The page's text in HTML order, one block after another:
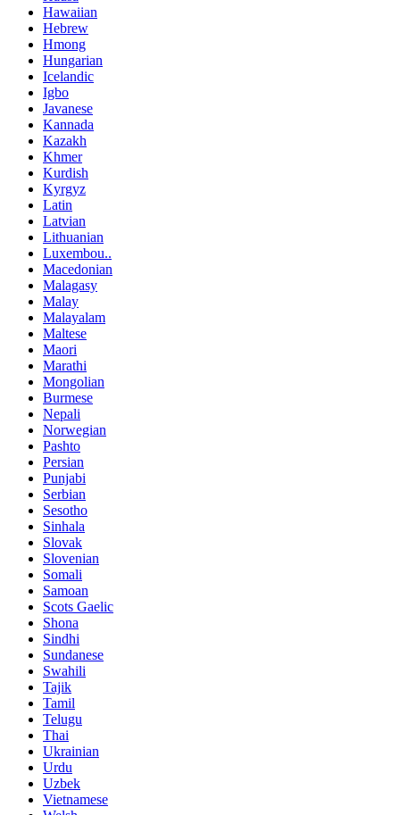
Hawaiian
Hebrew
Hmong
Hungarian
Icelandic
Igbo
Javanese
Kannada
Kazakh
Khmer
Kurdish
Kyrgyz
Latin
Latvian
Lithuanian
Luxembou..
Macedonian
Malagasy
Malay
Malayalam
Maltese
Maori
Marathi
Mongolian
Burmese
Nepali
Norwegian
Pashto
Persian
Punjabi
Serbian
Sesotho
Sinhala
Slovak
Slovenian
Somali
Samoan
Scots Gaelic
Shona
Sindhi
Sundanese
Swahili
Tajik
Tamil
Telugu
Thai
Ukrainian
Urdu
Uzbek
Vietnamese